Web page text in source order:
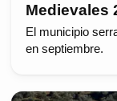
Medievales
El municipio
en septiembre.